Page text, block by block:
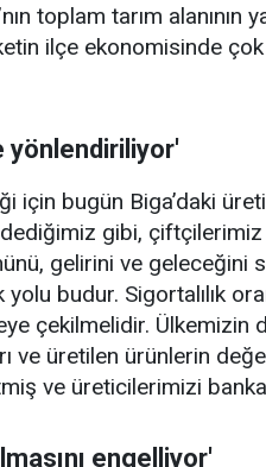
toplam tarım alanının
ilçe ekonomisinde çok
yönlendiriliyor'
için bugün Biga’daki
gibi,
gelirini ve geleceğini
budur. Sigortalılık
çekilmelidir. Ülkemizin
ve üretilen ürünlerin
ve üreticilerimizi
engelliyor'